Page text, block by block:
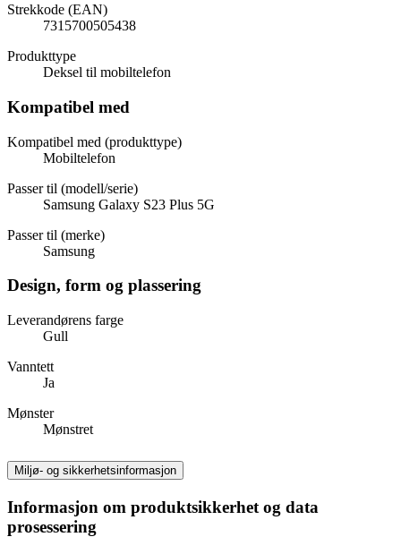
Strekkode (EAN)
7315700505438
Produkttype
Deksel til mobiltelefon
Kompatibel med
Kompatibel med (produkttype)
Mobiltelefon
Passer til (modell/serie)
Samsung Galaxy S23 Plus 5G
Passer til (merke)
Samsung
Design, form og plassering
Leverandørens farge
Gull
Vanntett
Ja
Mønster
Mønstret
Miljø- og sikkerhetsinformasjon
Informasjon om produktsikkerhet og data
prosessering